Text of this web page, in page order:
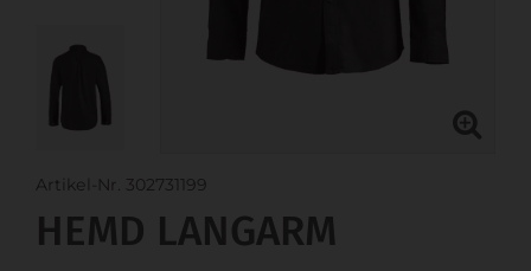
Artikel-Nr. 302731199
HEMD LANGARM